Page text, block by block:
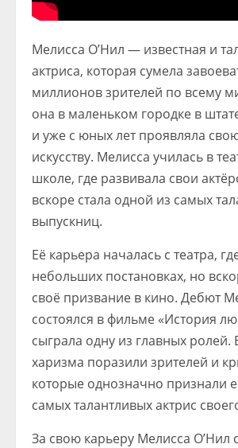
Мелисса О’Нил — известная и
актриса, которая сумела
миллионов зрителей по всему
она в маленьком городке в
и уже с юных лет проявляла
искусству. Мелисса училась в
школе, где развивала свои
вскоре стала одной из самых
выпускниц.
Её карьера началась с театра,
небольших постановках, но
своё призвание в кино. Дебют
состоялся в фильме «История
сыграла одну из главных ролей.
харизма поразили зрителей и
которые однозначно признали
самых талантливых актрис
За свою карьеру Мелисса О’Нил